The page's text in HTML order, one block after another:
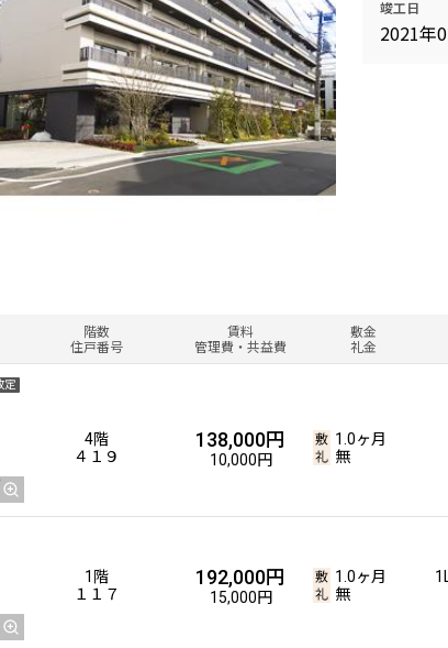
竣工日
2021年
階数
住戸番号
賃料
管理費・共益費
敷金
礼金
定
4階
４１９
138,000円
10,000円
1.0ヶ月
無
1階
１１７
192,000円
15,000円
1.0ヶ月
無